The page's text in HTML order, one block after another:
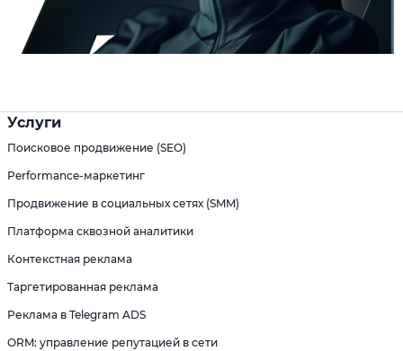
Услуги
Поисковое продвижение (SEO)
Performance-маркетинг
Продвижение в социальных сетях (SMM)
Платформа сквозной аналитики
Контекстная реклама
Таргетированная реклама
Реклама в Telegram ADS
ORM: управление репутацией в сети